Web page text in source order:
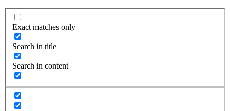
Exact matches only
Search in title
Search in content